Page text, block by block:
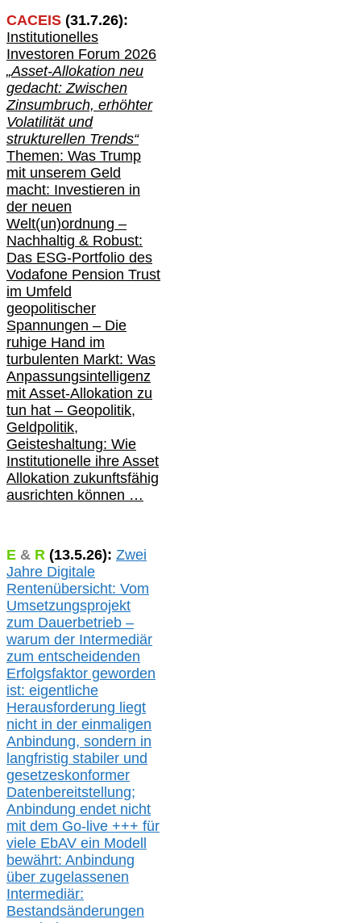
CACEIS (31.7.26):
Institutionelles
Investoren Forum 2026
„Asset-Allokation neu
gedacht: Zwischen
Zinsumbruch, erhöhter
Volatilität und
strukturellen Trends“
Themen: Was Trump
mit unserem Geld
macht: Investieren in
der neuen
Welt(un)ordnung –
Nachhaltig & Robust:
Das ESG-Portfolio des
Vodafone Pension Trust
im Umfeld
geopolitischer
Spannungen – Die
ruhige Hand im
turbulenten Markt: Was
Anpassungsintelligenz
mit Asset-Allokation zu
tun hat – Geopolitik,
Geldpolitik,
Geisteshaltung: Wie
Institutionelle ihre Asset
Allokation zukunftsfähig
ausrichten können …
E & R (13.5.26): Zwei
Jahre Digitale
Rentenübersicht: Vom
Umsetzungsprojekt
zum Dauerbetrieb –
warum der Intermediär
zum entscheidenden
Erfolgsfaktor geworden
ist: eigentliche
Herausforderung liegt
nicht in der einmaligen
Anbindung, sondern in
langfristig stabiler und
gesetzeskonformer
Datenbereitstellung;
Anbindung endet nicht
mit dem Go-live +++ für
viele EbAV ein Modell
bewährt: Anbindung
über zugelassenen
Intermediär:
Bestandsänderungen